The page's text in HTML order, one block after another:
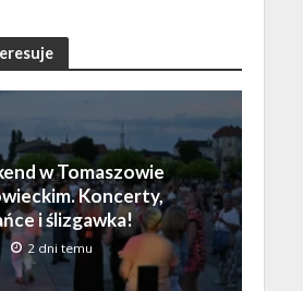
w Tomaszowie
Koncerty,
i ślizgawka!
2 dni temu